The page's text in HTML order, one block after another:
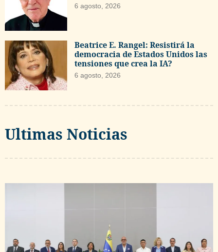
6 agosto, 2026
Beatrice E. Rangel: Resistirá la
democracia de Estados Unidos las
tensiones que crea la IA?
6 agosto, 2026
Ultimas Noticias